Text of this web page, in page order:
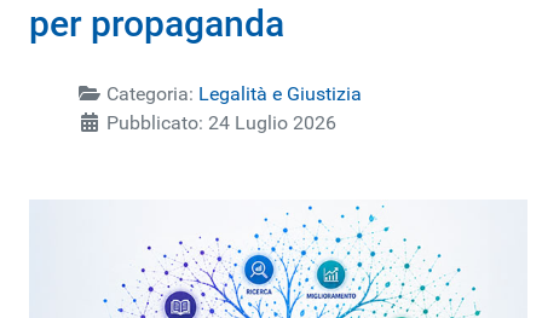
per propaganda
Categoria: Legalità e Giustizia
Pubblicato: 24 Luglio 2026